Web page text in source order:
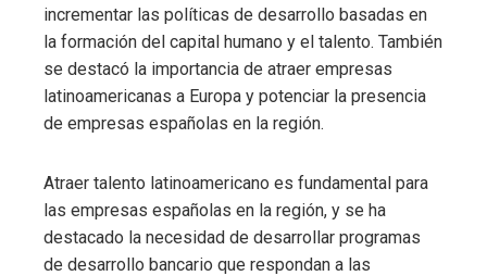
incrementar las políticas de desarrollo basadas en
la formación del capital humano y el talento. También
se destacó la importancia de atraer empresas
latinoamericanas a Europa y potenciar la presencia
de empresas españolas en la región.
Atraer talento latinoamericano es fundamental para
las empresas españolas en la región, y se ha
destacado la necesidad de desarrollar programas
de desarrollo bancario que respondan a las